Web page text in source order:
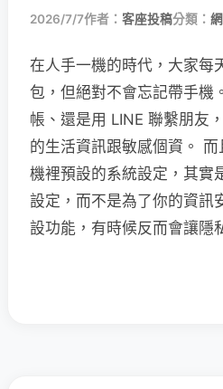
2026/7/7作者： 客座投稿分類：
在人手一機的時代，大家每
包，但絕對不會忘記帶手機
帳、還是用 LINE 聯繫朋友
的生活資訊跟敏感個資。
機裡預設的系統設定，其實
設定，而不是為了你的資訊
設功能，有時候反而會讓隱